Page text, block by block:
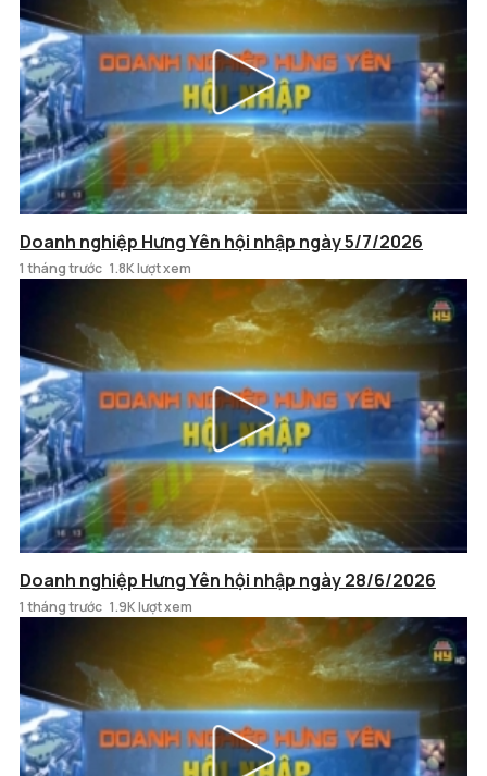
Doanh nghiệp Hưng Yên hội nhập ngày 5/7/2026
1 tháng trước 1.8K lượt xem
Doanh nghiệp Hưng Yên hội nhập ngày 28/6/2026
1 tháng trước 1.9K lượt xem